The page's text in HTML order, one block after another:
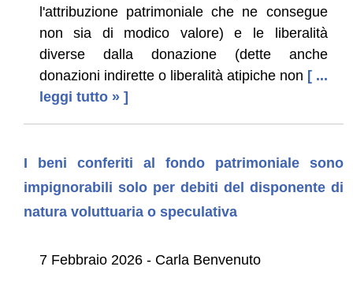
l'attribuzione patrimoniale che ne consegue
non sia di modico valore) e le liberalità
diverse dalla donazione (dette anche
donazioni indirette o liberalità atipiche non [ ...
leggi tutto » ]
I beni conferiti al fondo patrimoniale sono
impignorabili solo per debiti del disponente di
natura voluttuaria o speculativa
7 Febbraio 2026 - Carla Benvenuto